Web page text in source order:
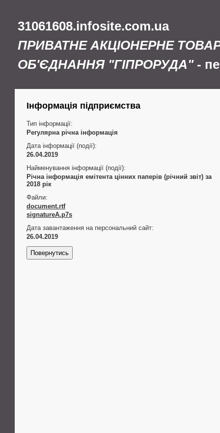
31061608.infosite.com.ua
ПРИВАТНЕ АКЦІОНЕРНЕ
ОБ'ЄДНАННЯ "ГІПРОРУДА"-
Інформація підприємства
Тип інформації:
Регулярна річна інформація
Дата інформації (події):
26.04.2019
Найменування інформації (події):
Річна інформація емітента цінних паперів (річний звіт) за
2018 рік
Файли:
document.rtf
signatureA.p7s
Дата завантаження на персональний сайт:
26.04.2019
Повернутись